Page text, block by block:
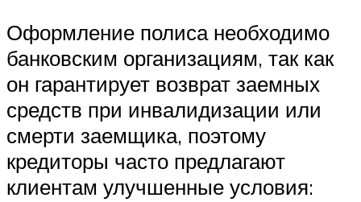
Оформление полиса необходимо
банковским организациям, так как
он гарантирует возврат заемных
средств при инвалидизации или
смерти заемщика, поэтому
кредиторы часто предлагают
клиентам улучшенные условия: